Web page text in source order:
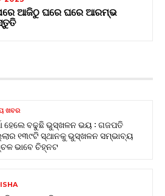
ଆଜିଠୁ ଘରେ ଘରେ ଆରମ୍ଭ
ଖବର
ହେଲେ ବଢୁଛି ଭୁସ୍ଖଳନ ଭୟ : ଗଜପତି
୧୩୯ଟି ସ୍ଥାନକୁ ଭୁସ୍ଖଳନ ସମ୍ଭାବ୍ୟ
ଭାବେ ଚିହ୍ନଟ